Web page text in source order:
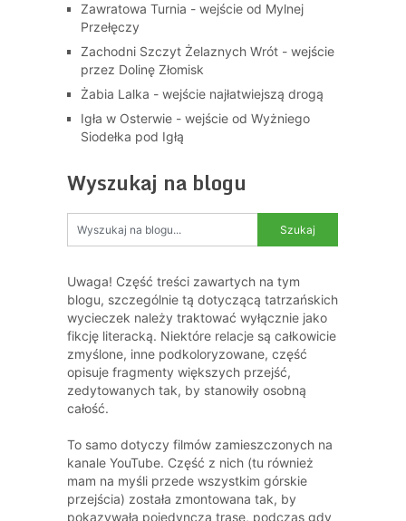
Zawratowa Turnia - wejście od Mylnej
Przełęczy
Zachodni Szczyt Żelaznych Wrót - wejście
przez Dolinę Złomisk
Żabia Lalka - wejście najłatwiejszą drogą
Igła w Osterwie - wejście od Wyżniego
Siodełka pod Igłą
Wyszukaj na blogu
Uwaga! Część treści zawartych na tym
blogu, szczególnie tą dotyczącą tatrzańskich
wycieczek należy traktować wyłącznie jako
fikcję literacką. Niektóre relacje są całkowicie
zmyślone, inne podkoloryzowane, część
opisuje fragmenty większych przejść,
zedytowanych tak, by stanowiły osobną
całość.
To samo dotyczy filmów zamieszczonych na
kanale YouTube. Część z nich (tu również
mam na myśli przede wszystkim górskie
przejścia) została zmontowana tak, by
pokazywała pojedynczą trasę, podczas gdy